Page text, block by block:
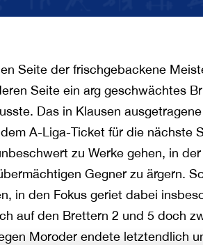
Seite der frischgebackene
Seite ein arg geschwächtes
Das in Klausen
A-Liga-Ticket für die nächste
zu Werke gehen, in
Gegner zu ärgern.
in den Fokus geriet dabei
auf den Brettern 2 und 5 doch
Moroder endete letztendlich